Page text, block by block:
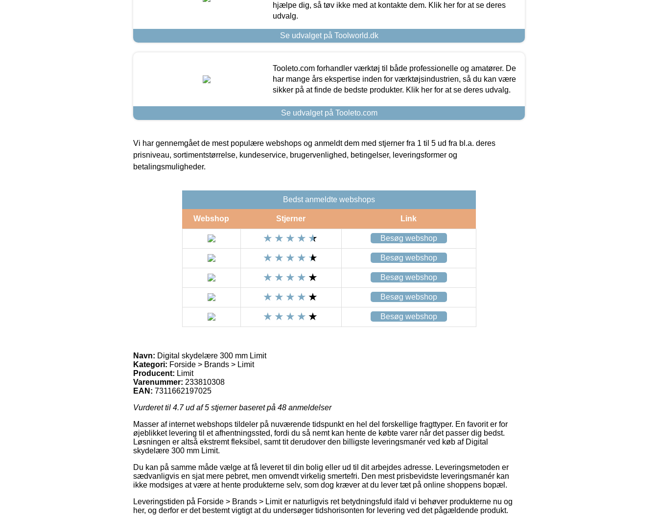
hjælpe dig, så tøv ikke med at kontakte dem. Klik her for at se deres
udvalg.
Se udvalget på Toolworld.dk
Tooleto.com forhandler værktøj til både professionelle og amatører. De
har mange års ekspertise inden for værktøjsindustrien, så du kan være
sikker på at finde de bedste produkter. Klik her for at se deres udvalg.
Se udvalget på Tooleto.com
Vi har gennemgået de mest populære webshops og anmeldt dem med stjerner fra 1 til 5 ud fra bl.a. deres
prisniveau, sortimentstørrelse, kundeservice, brugervenlighed, betingelser, leveringsformer og
betalingsmuligheder.
Bedst anmeldte webshops
Webshop Stjerner Link
Besøg webshop
Besøg webshop
Besøg webshop
Besøg webshop
Besøg webshop
Navn: Digital skydelære 300 mm Limit
Kategori: Forside > Brands > Limit
Producent: Limit
Varenummer: 233810308
EAN: 7311662197025
Vurderet til 4.7ud af 5 stjerner baseret på 48 anmeldelser
Masser af internet webshops tildeler på nuværende tidspunkt en hel del forskellige fragttyper. En favorit er for
øjeblikket levering til et afhentningssted, fordi du så nemt kan hente de købte varer når det passer dig bedst.
Løsningen er altså ekstremt fleksibel, samt tit derudover den billigste leveringsmanér ved køb af Digital
skydelære 300 mm Limit.
Du kan på samme måde vælge at få leveret til din bolig eller ud til dit arbejdes adresse. Leveringsmetoden er
sædvanligvis en sjat mere pebret, men omvendt virkelig smertefri. Den mest prisbevidste leveringsmanér kan
ikke modsiges at være at hente produkterne selv, som dog kræver at du lever tæt på online shoppens bopæl.
Leveringstiden på Forside > Brands > Limit er naturligvis ret betydningsfuld ifald vi behøver produkterne nu og
her, og derfor er det bestemt vigtigt at du undersøger tidshorisonten for levering ved det pågældende produkt.